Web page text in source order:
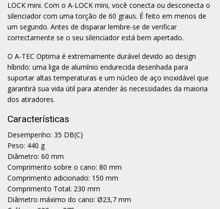
LOCK mini. Com o A-LOCK mini, você conecta ou desconecta o
silenciador com uma torção de 60 graus. É feito em menos de
um segundo. Antes de disparar lembre-se de verificar
correctamente se o seu silenciador está bem apertado.
O A-TEC Optima é extremamente durável devido ao design
híbrido: uma liga de alumínio endurecida desenhada para
suportar altas temperaturas e um núcleo de aço inoxidável que
garantirá sua vida útil para atender às necessidades da maioria
dos atiradores.
Características
Desempenho: 35 DB(C)
Peso: 440 g
Diâmetro: 60 mm
Comprimento sobre o cano: 80 mm
Comprimento adicionado: 150 mm
Comprimento Total: 230 mm
Diâmetro máximo do cano: Ø23,7 mm